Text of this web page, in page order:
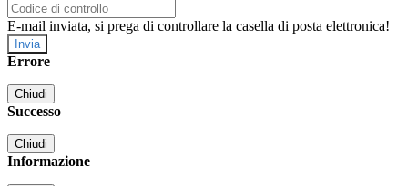
E-mail inviata, si prega di controllare la casella di posta elettronica!
Errore
Chiudi
Successo
Chiudi
Informazione